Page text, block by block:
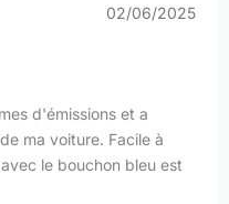
02/06/2025
d'émissions et a
ma voiture. Facile à
le bouchon bleu est